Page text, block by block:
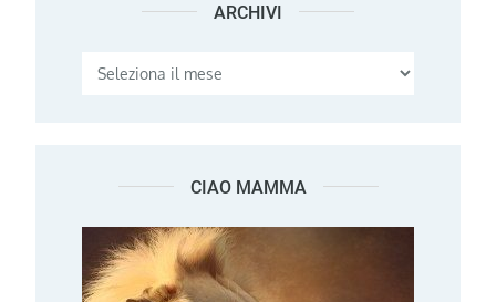
ARCHIVI Archivi
CIAO MAMMA